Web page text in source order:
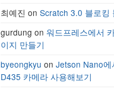
최예진 on Scratch 3.0 블로킹
gurdung on 워드프레스에서
이지 만들기
byeongkyu on Jetson Nano
D435 카메라 사용해보기